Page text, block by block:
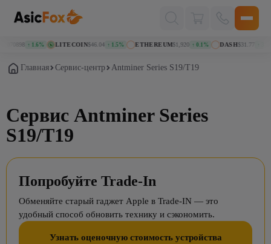
↑ 1.6% LITECOIN$46.04 ↑ 1.5% ETHEREUM$1,920 ↑ 0.1% DASH$31.77 ↑ 3.0%
Главная Сервис-центр Antminer Series S19/T19
Сервис Antminer Series
S19/T19
Попробуйте Trade-In
Обменяйте старый гаджет Apple в Trade-IN — это
удобный способ обновить технику и сэкономить.
Узнать оценочную стоимость устройства